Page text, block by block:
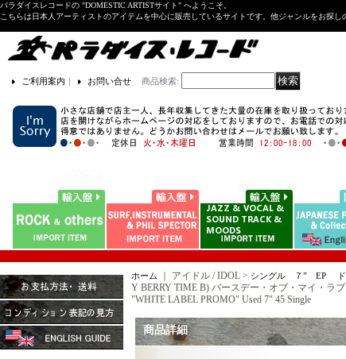
パラダイスレコードの "DOMESTIC ARTISTサイト" へようこそ。
こちらは日本人アーティストのアイテムを中心に販売しているサイトです。他ジャンルをお探し
ご利用案内 ｜ お問い合せ 商品検索:
ホーム ｜ アイドル / IDOL > シングル ７” EP ド
Y BERRY TIME B) バースデー・オブ・マイ・ラ
"WHITE LABEL PROMO" Used 7" 45 Single
商品詳細